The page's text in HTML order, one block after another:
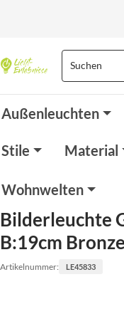
Außenleuchten
Stile Material
Wohnwelten
Bilderleuchte
B:19cm
Artikelnummer: LE45833